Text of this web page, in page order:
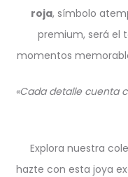
roja, símbolo
premium, será el
momentos
«Cada detalle cuenta
Explora nuestra
hazte con esta joya